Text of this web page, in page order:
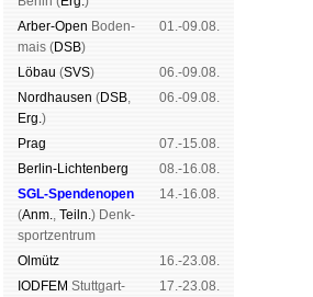
Arber-Open Boden­
mais (DSB)
01.-09.08.
Lö­bau (SVS)
06.-09.08.
Nord­hau­sen (DSB,
Erg.)
06.-09.08.
Prag
07.-15.08.
Berlin-Lich­ten­berg
08.-16.08.
SGL-Spenden­open
(Anm., Teiln.) Denk­
sport­zen­trum
14.-16.08.
Ol­mütz
16.-23.08.
IODFEM Stutt­gart-
17.-23.08.